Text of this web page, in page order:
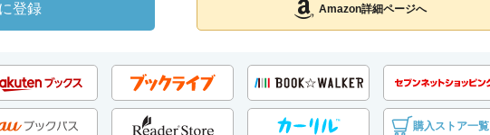
登録 Amazon詳細ページへ
購入ストア一覧